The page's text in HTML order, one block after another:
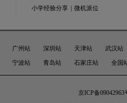
小学经验分享
微机派位
广州站 深圳站 天津站
武汉站
宁波站 青岛站 石家庄站 全国
京ICP备09042963